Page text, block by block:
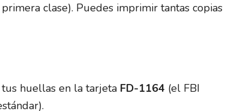
clase). Puedes imprimir tantas copias
huellas en la tarjeta FD-1164 (el FBI